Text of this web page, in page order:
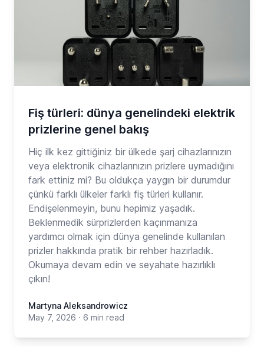
Fiş türleri: dünya genelindeki elektrik
prizlerine genel bakış
Hiç ilk kez gittiğiniz bir ülkede şarj cihazlarınızın
veya elektronik cihazlarınızın prizlere uymadığını
fark ettiniz mi? Bu oldukça yaygın bir durumdur
çünkü farklı ülkeler farklı fiş türleri kullanır.
Endişelenmeyin, bunu hepimiz yaşadık.
Beklenmedik sürprizlerden kaçınmanıza
yardımcı olmak için dünya genelinde kullanılan
prizler hakkında pratik bir rehber hazırladık.
Okumaya devam edin ve seyahate hazırlıklı
çıkın!
Martyna Aleksandrowicz
May 7, 2026 · 6 min read